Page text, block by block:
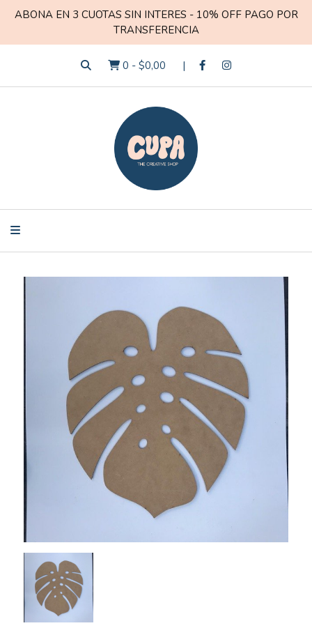
ABONA EN 3 CUOTAS SIN INTERES - 10% OFF PAGO POR
TRANSFERENCIA
0 - $0,00